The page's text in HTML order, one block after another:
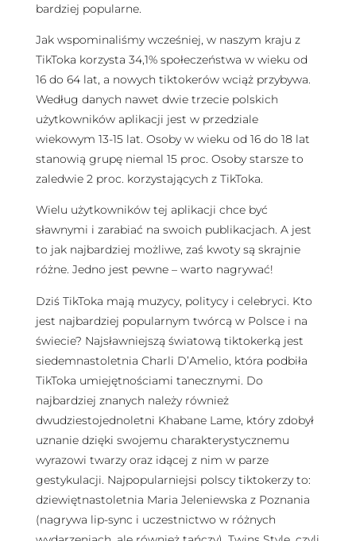
bardziej popularne.
Jak wspominaliśmy wcześniej, w naszym kraju z
TikToka korzysta 34,1% społeczeństwa w wieku od
16 do 64 lat, a nowych tiktokerów wciąż przybywa.
Według danych nawet dwie trzecie polskich
użytkowników aplikacji jest w przedziale
wiekowym 13-15 lat. Osoby w wieku od 16 do 18 lat
stanowią grupę niemal 15 proc. Osoby starsze to
zaledwie 2 proc. korzystających z TikToka.
Wielu użytkowników tej aplikacji chce być
sławnymi i zarabiać na swoich publikacjach. A jest
to jak najbardziej możliwe, zaś kwoty są skrajnie
różne. Jedno jest pewne – warto nagrywać!
Dziś TikToka mają muzycy, politycy i celebryci. Kto
jest najbardziej popularnym twórcą w Polsce i na
świecie? Najsławniejszą światową tiktokerką jest
siedemnastoletnia Charli D’Amelio, która podbiła
TikToka umiejętnościami tanecznymi. Do
najbardziej znanych należy również
dwudziestojednoletni Khabane Lame, który zdobył
uznanie dzięki swojemu charakterystycznemu
wyrazowi twarzy oraz idącej z nim w parze
gestykulacji. Najpopularniejsi polscy tiktokerzy to:
dziewiętnastoletnia Maria Jeleniewska z Poznania
(nagrywa lip-sync i uczestnictwo w różnych